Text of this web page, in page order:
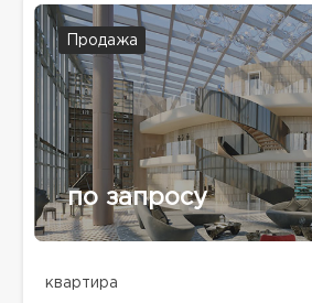
Продажа
по запросу
квартира